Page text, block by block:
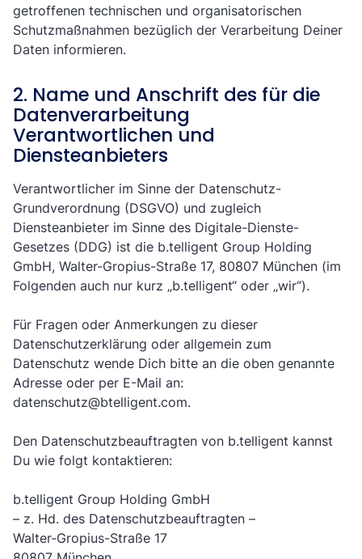
getroffenen technischen und organisatorischen
Schutzmaßnahmen bezüglich der Verarbeitung Deiner
Daten informieren.
2. Name und Anschrift des für die
Datenverarbeitung
Verantwortlichen und
Diensteanbieters
Verantwortlicher im Sinne der Datenschutz-
Grundverordnung (DSGVO) und zugleich
Diensteanbieter im Sinne des Digitale-Dienste-
Gesetzes (DDG) ist die b.telligent Group Holding
GmbH, Walter-Gropius-Straße 17, 80807 München (im
Folgenden auch nur kurz „b.telligent“ oder „wir“).
Für Fragen oder Anmerkungen zu dieser
Datenschutzerklärung oder allgemein zum
Datenschutz wende Dich bitte an die oben genannte
Adresse oder per E-Mail an:
datenschutz@btelligent.com.
Den Datenschutzbeauftragten von b.telligent kannst
Du wie folgt kontaktieren:
b.telligent Group Holding GmbH
– z. Hd. des Datenschutzbeauftragten –
Walter-Gropius-Straße 17